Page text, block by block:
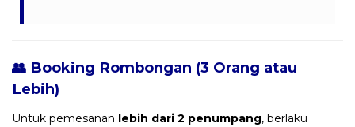
👥 Booking Rombongan (3 Orang atau
Lebih)
Untuk pemesanan lebih dari 2 penumpang, berlaku